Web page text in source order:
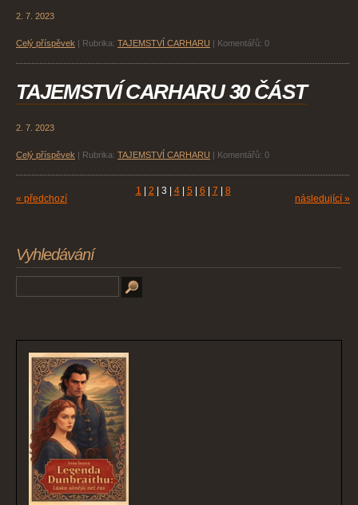
2. 7. 2023
Celý příspěvek Rubrika: TAJEMSTVÍ CARHARU Komentářů: 0
TAJEMSTVÍ CARHARU 30 ČÁST
2. 7. 2023
Celý příspěvek Rubrika: TAJEMSTVÍ CARHARU Komentářů: 0
« předchozí
1 2 3 4 5 6 7 8
následující »
Vyhledávání